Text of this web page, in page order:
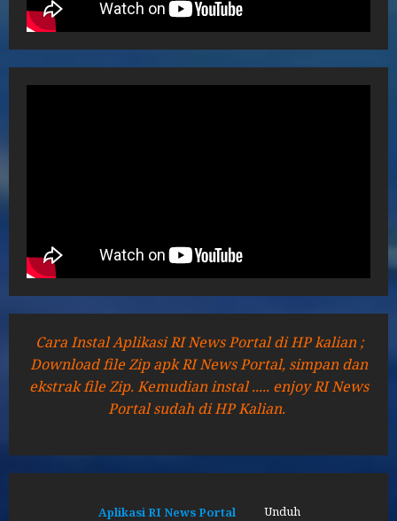
Cara Instal Aplikasi RI News Portal di HP kalian ;
Download file Zip apk RI News Portal, simpan dan
ekstrak file Zip. Kemudian instal ..... enjoy RI News
Portal sudah di HP Kalian.
Aplikasi RI News Portal Unduh